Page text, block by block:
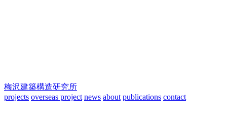
梅沢建築構造研究所
projects overseas project news about publications contact